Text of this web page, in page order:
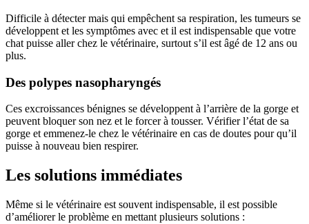
Difficile à détecter mais qui empêchent sa respiration, les tumeurs se
développent et les symptômes avec et il est indispensable que votre
chat puisse aller chez le vétérinaire, surtout s’il est âgé de 12 ans ou
plus.
Des polypes nasopharyngés
Ces excroissances bénignes se développent à l’arrière de la gorge et
peuvent bloquer son nez et le forcer à tousser. Vérifier l’état de sa
gorge et emmenez-le chez le vétérinaire en cas de doutes pour qu’il
puisse à nouveau bien respirer.
Les solutions immédiates
Même si le vétérinaire est souvent indispensable, il est possible
d’améliorer le problème en mettant plusieurs solutions :